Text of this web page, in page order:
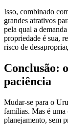
Isso, combinado
grandes atrativos
pela qual a
propriedade é sua,
risco de
Conclusão:
paciência
Mudar-se para o
famílias. Mas é
planejamento, sem